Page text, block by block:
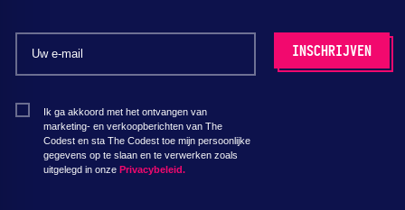
Ik ga akkoord met het ontvangen van
marketing- en verkoopberichten van The
Codest en sta The Codest toe mijn persoonlijke
gegevens op te slaan en te verwerken zoals
uitgelegd in onze Privacybeleid.